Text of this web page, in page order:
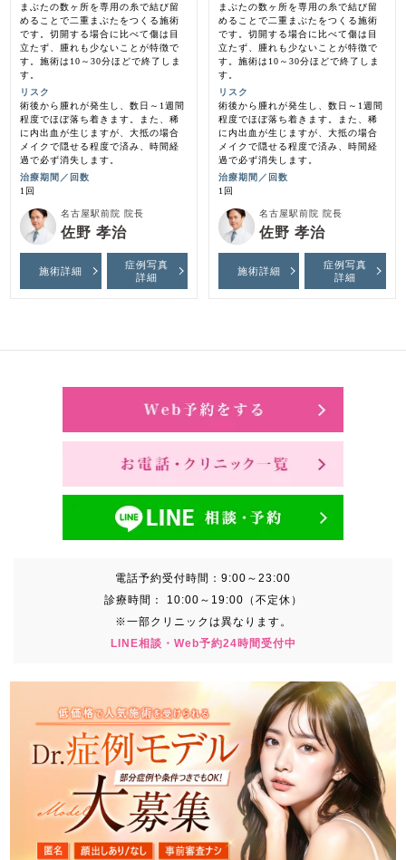
まぶたの数ヶ所を専用の糸で結び留
めることで二重まぶたをつくる施術
です。切開する場合に比べて傷は目
立たず、腫れも少ないことが特徴で
す。施術は10～30分ほどで終了しま
す。
リスク
術後から腫れが発生し、数日～1週間
程度でほぼ落ち着きます。また、稀
に内出血が生じますが、大抵の場合
メイクで隠せる程度で済み、時間経
過で必ず消失します。
治療期間／回数
1回
名古屋駅前院 院長
佐野 孝治
施術詳細
症例写真
詳細
まぶたの数ヶ所を専用の糸で結び留
めることで二重まぶたをつくる施術
です。切開する場合に比べて傷は目
立たず、腫れも少ないことが特徴で
す。施術は10～30分ほどで終了しま
す。
リスク
術後から腫れが発生し、数日～1週間
程度でほぼ落ち着きます。また、稀
に内出血が生じますが、大抵の場合
メイクで隠せる程度で済み、時間経
過で必ず消失します。
治療期間／回数
1回
名古屋駅前院 院長
佐野 孝治
施術詳細
症例写真
詳細
電話予約受付時間： 9:00～23:00
診療時間：
10:00～19:00（不定休）
※一部クリニックは異なります。
LINE相談・Web予約24時間受付中